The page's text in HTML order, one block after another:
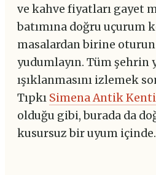
ve kahve fiyatları gayet
batımına doğru uçurum
masalardan birine oturun
yudumlayın. Tüm şehrin
ışıklanmasını izlemek
Tıpkı Simena Antik Kenti
olduğu gibi, burada da
kusursuz bir uyum içinde.